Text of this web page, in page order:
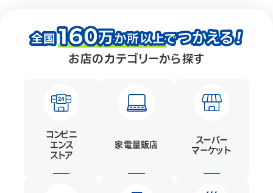
お店のカテゴリーから探す
コンビニ
エンス
ストア
家電量販店
スーパー
マーケット